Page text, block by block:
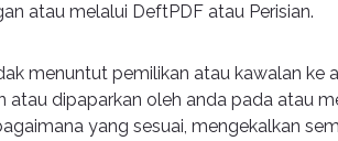
atau melalui DeftPDF atau Perisian.
menuntut pemilikan atau kawalan ke
atau dipaparkan oleh anda pada atau
yang sesuai, mengekalkan